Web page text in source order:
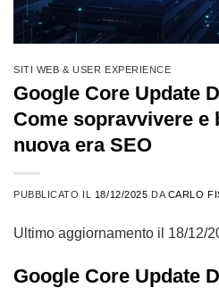
SITI WEB & USER EXPERIENCE
Google Core Update
Come sopravvivere e
nuova era SEO
PUBBLICATO IL 18/12/2025 DA CARLO
Ultimo aggiornamento il 18/12/
Google Core Update